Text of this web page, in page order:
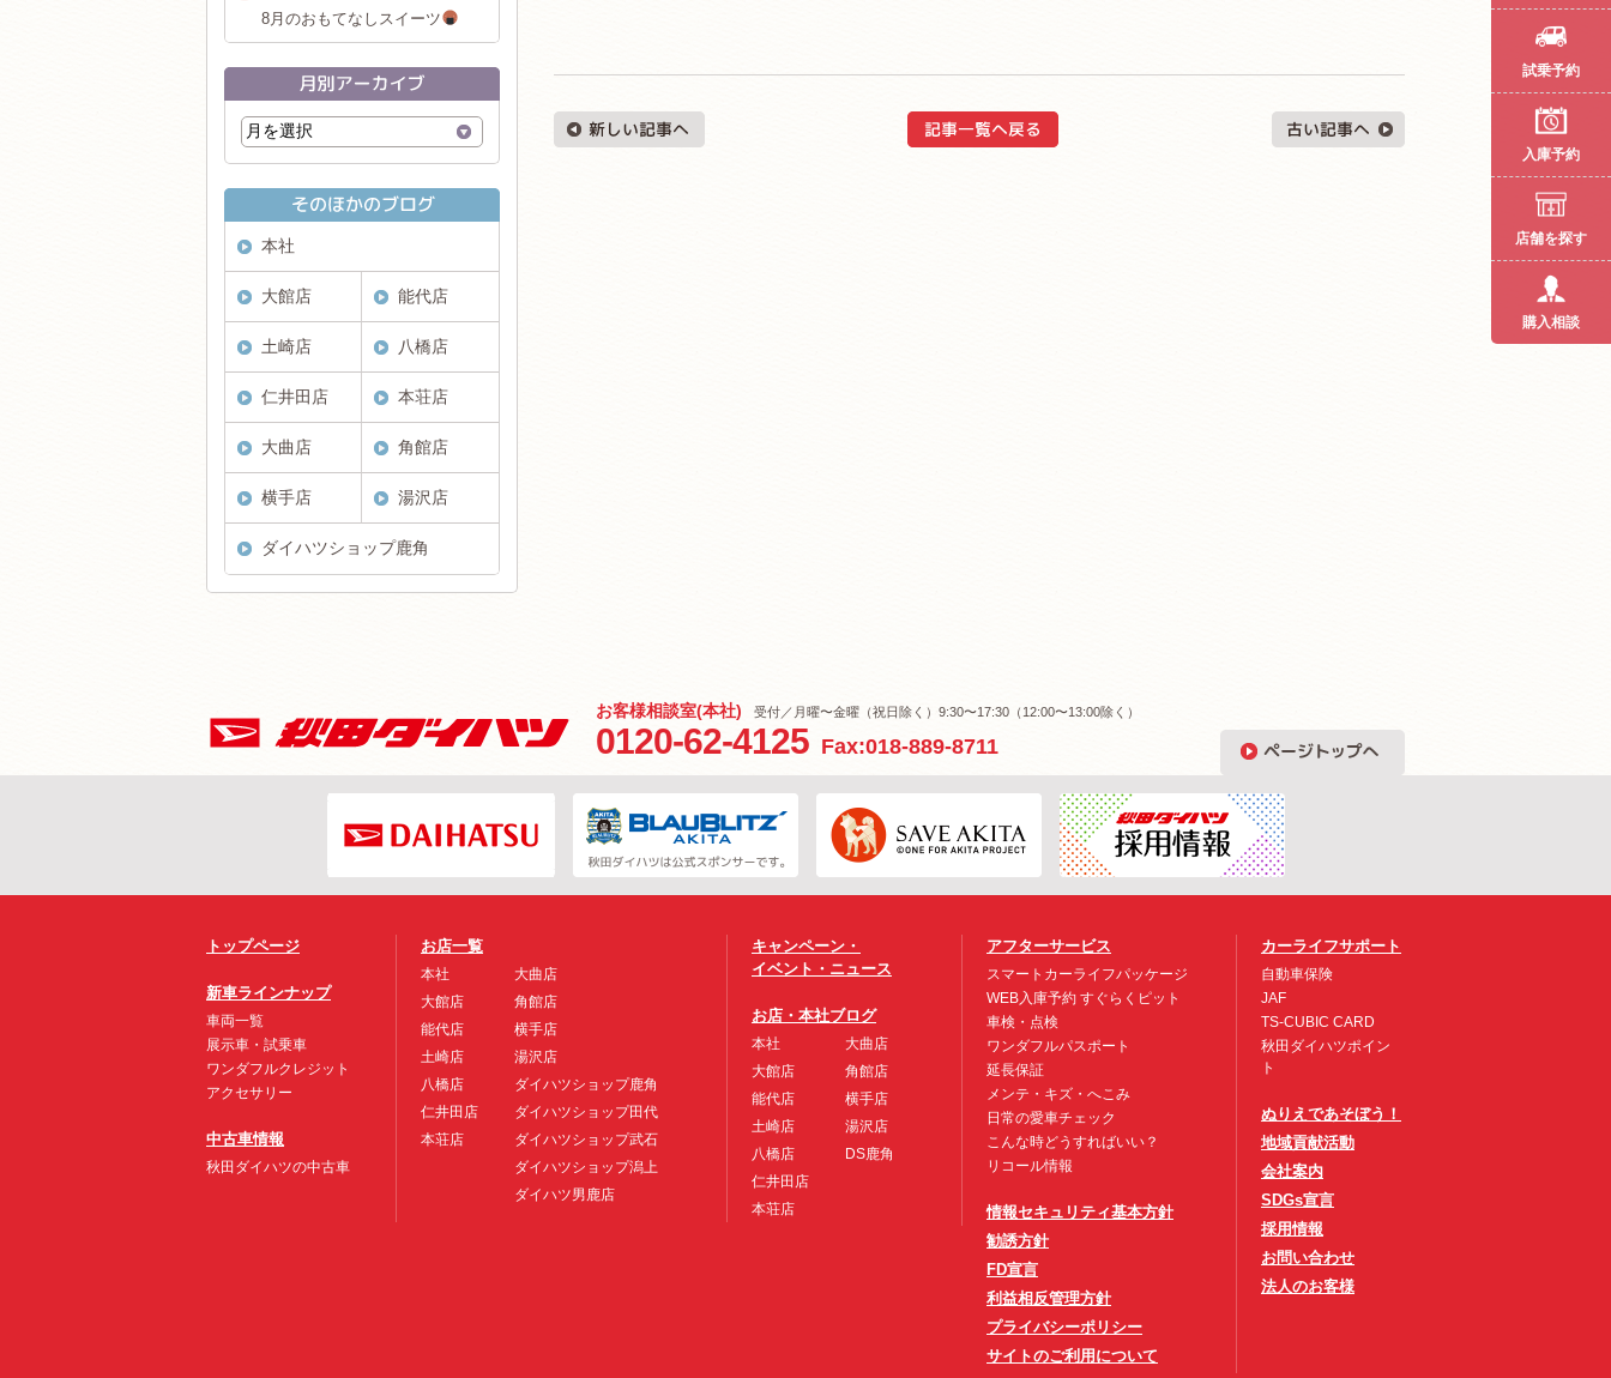
8月のおもてなしスイーツ
本社
大館店 能代店
土崎店 八橋店
仁井田店 本荘店
大曲店 角館店
横手店 湯沢店
ダイハツショップ鹿角
お客様相談室(本社) 受付／月曜〜金曜（祝日除く）9:30〜17:30（12:00〜13:00除く）
0120-62-4125 Fax:018-889-8711
トップページ
新車ラインナップ
車両一覧
展示車・試乗車
ワンダフルクレジット
アクセサリー
中古車情報
秋田ダイハツの中古車
お店一覧
本社
大館店
能代店
土崎店
八橋店
仁井田店
本荘店
大曲店
角館店
横手店
湯沢店
ダイハツショップ鹿角
ダイハツショップ田代
ダイハツショップ武石
ダイハツショップ潟上
ダイハツ男鹿店
キャンペーン・
イベント・ニュース
お店・本社ブログ
本社
大館店
能代店
土崎店
八橋店
仁井田店
本荘店
大曲店
角館店
横手店
湯沢店
DS鹿角
アフターサービス
スマートカーライフパッケージ
WEB入庫予約 すぐらくピット
車検・点検
ワンダフルパスポート
延長保証
メンテ・キズ・へこみ
日常の愛車チェック
こんな時どうすればいい？
リコール情報
情報セキュリティ基本方針
勧誘方針
FD宣言
利益相反管理方針
プライバシーポリシー
サイトのご利用について
カーライフサポート
自動車保険
JAF
TS-CUBIC CARD
秋田ダイハツポイン
ト
ぬりえであそぼう！
地域貢献活動
会社案内
SDGs宣言
採用情報
お問い合わせ
法人のお客様
試乗予約
入庫予約
店舗を探す
購入相談